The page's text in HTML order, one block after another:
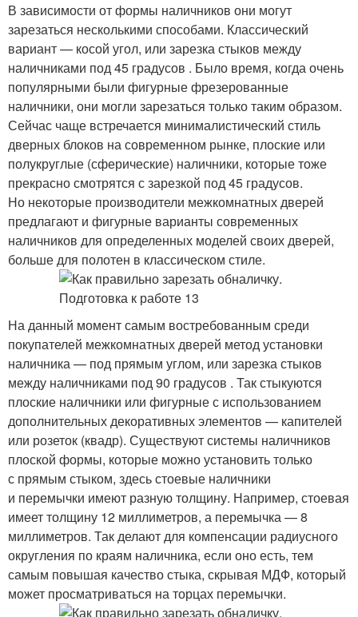
В зависимости от формы наличников они могут
зарезаться несколькими способами. Классический
вариант — косой угол, или зарезка стыков между
наличниками под 45 градусов . Было время, когда очень
популярными были фигурные фрезерованные
наличники, они могли зарезаться только таким образом.
Сейчас чаще встречается минималистический стиль
дверных блоков на современном рынке, плоские или
полукруглые (сферические) наличники, которые тоже
прекрасно смотрятся с зарезкой под 45 градусов.
Но некоторые производители межкомнатных дверей
предлагают и фигурные варианты современных
наличников для определенных моделей своих дверей,
больше для полотен в классическом стиле.
На данный момент самым востребованным среди
покупателей межкомнатных дверей метод установки
наличника — под прямым углом, или зарезка стыков
между наличниками под 90 градусов . Так стыкуются
плоские наличники или фигурные с использованием
дополнительных декоративных элементов — капителей
или розеток (квадр). Существуют системы наличников
плоской формы, которые можно установить только
с прямым стыком, здесь стоевые наличники
и перемычки имеют разную толщину. Например, стоевая
имеет толщину 12 миллиметров, а перемычка — 8
миллиметров. Так делают для компенсации радиусного
округления по краям наличника, если оно есть, тем
самым повышая качество стыка, скрывая МДФ, который
может просматриваться на торцах перемычки.